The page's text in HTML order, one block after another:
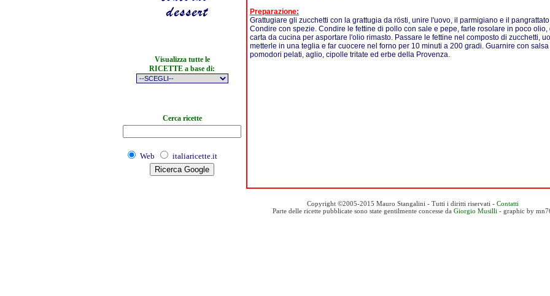
Visualizza tutte le
RICETTE a base di:
Cerca ricette
Web italiaricette.it
Preparazione:
Grattugiare gli zucchetti con la grattugia da rösti, unire l'uovo, il parmigiano e il
Condire con spezie. Condire le fettine di pollo con sale e pepe, farle rosolare in poco
carta da cucina per asportare l'olio rimasto. Passare le fettine nel composto di zucchetti,
metterle in una teglia e far cuocere nel forno per 10 minuti a 200 gradi. Guarnire con
pomodori pelati, aglio, cipolle tritate ed erbe della Provenza.
Copyright ©2005-2015 Mauro Stangalini - Tutti i diritti riservati - Contatti
Parte delle ricette pubblicate sono state gentilmente concesse da Giorgio Musilli - graphic by